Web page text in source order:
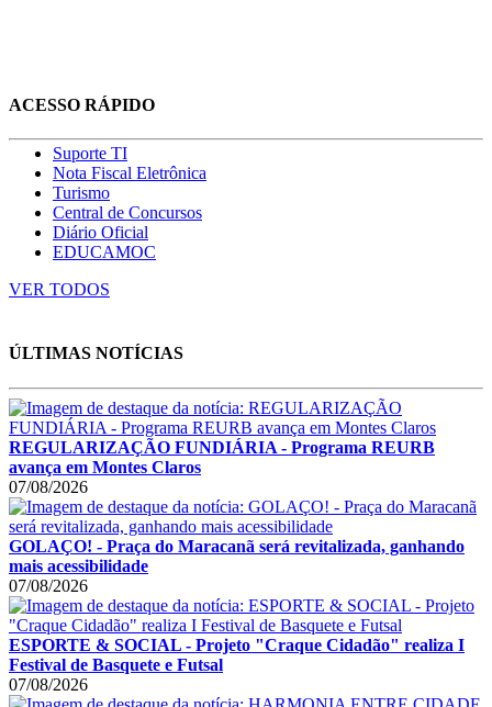
ACESSO RÁPIDO
Suporte TI
Nota Fiscal Eletrônica
Turismo
Central de Concursos
Diário Oficial
EDUCAMOC
VER TODOS
ÚLTIMAS NOTÍCIAS
REGULARIZAÇÃO FUNDIÁRIA - Programa REURB
avança em Montes Claros
07/08/2026
GOLAÇO! - Praça do Maracanã será revitalizada, ganhando
mais acessibilidade
07/08/2026
ESPORTE & SOCIAL - Projeto "Craque Cidadão" realiza I
Festival de Basquete e Futsal
07/08/2026